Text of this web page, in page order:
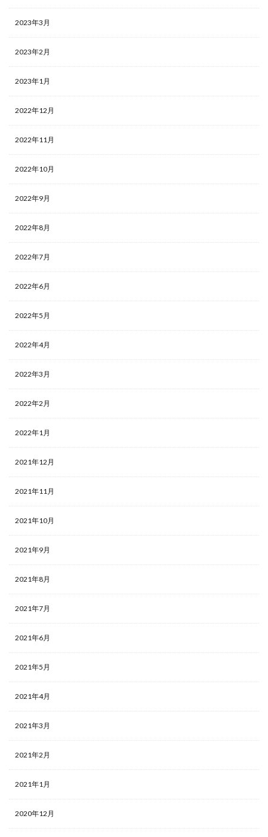
2023年3月
2023年2月
2023年1月
2022年12月
2022年11月
2022年10月
2022年9月
2022年8月
2022年7月
2022年6月
2022年5月
2022年4月
2022年3月
2022年2月
2022年1月
2021年12月
2021年11月
2021年10月
2021年9月
2021年8月
2021年7月
2021年6月
2021年5月
2021年4月
2021年3月
2021年2月
2021年1月
2020年12月